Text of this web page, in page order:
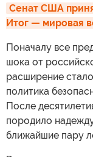
Сенат США
Итог — мировая
Поначалу все
шока от
расширение
политика
После
породило
ближайшие пару